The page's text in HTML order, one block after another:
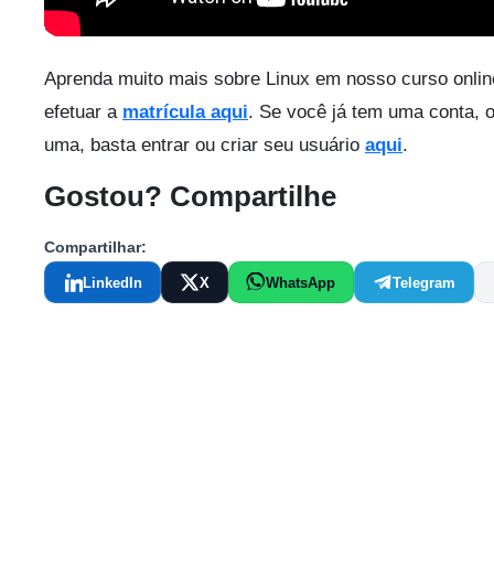
Aprenda muito mais sobre Linux em nosso curso
efetuar a matrícula aqui. Se você já tem uma conta,
uma, basta entrar ou criar seu usuário aqui.
Gostou? Compartilhe
Compartilhar:
LinkedIn X WhatsApp Telegram